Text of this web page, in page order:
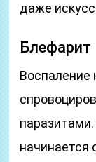
даже
Блефарит
Воспаление
начинается